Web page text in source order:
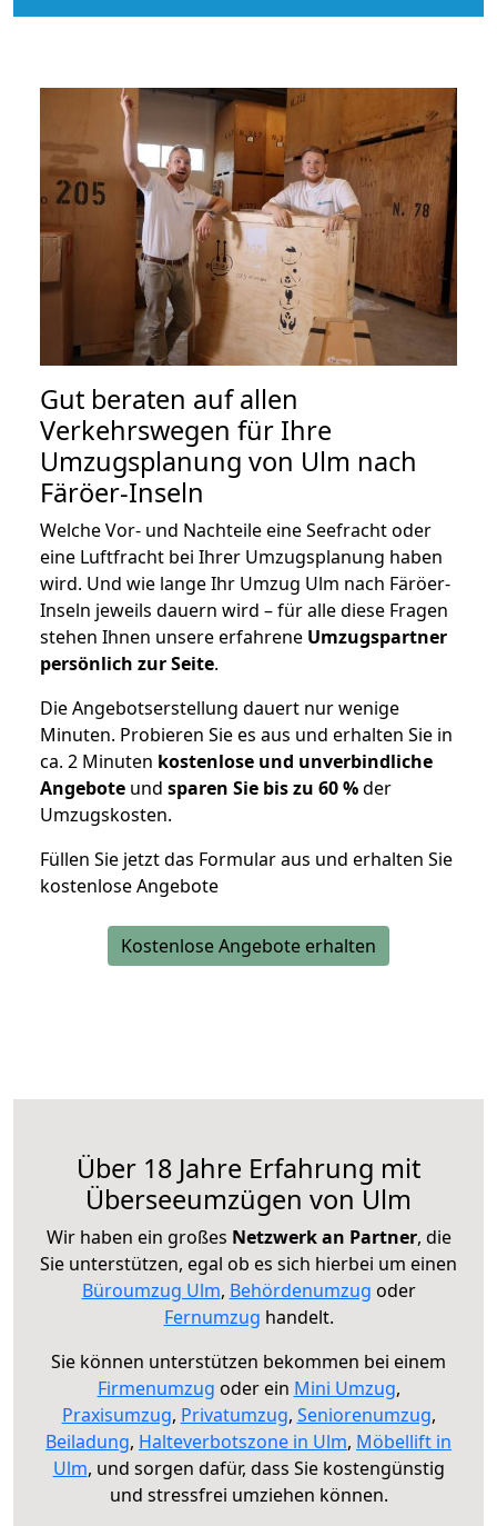
Gut beraten auf allen
Verkehrswegen für Ihre
Umzugsplanung von Ulm nach
Färöer-Inseln
Welche Vor- und Nachteile eine Seefracht oder
eine Luftfracht bei Ihrer Umzugsplanung haben
wird. Und wie lange Ihr Umzug Ulm nach Färöer-
Inseln jeweils dauern wird – für alle diese Fragen
stehen Ihnen unsere erfahrene Umzugspartner
persönlich zur Seite.
Die Angebotserstellung dauert nur wenige
Minuten. Probieren Sie es aus und erhalten Sie in
ca. 2 Minuten kostenlose und unverbindliche
Angebote und sparen Sie bis zu 60 %der
Umzugskosten.
Füllen Sie jetzt das Formular aus und erhalten Sie
kostenlose Angebote
Kostenlose Angebote erhalten
Über 18 Jahre Erfahrung mit
Überseeumzügen von Ulm
Wir haben ein großes Netzwerk an Partner, die
Sie unterstützen, egal ob es sich hierbei um einen
Büroumzug Ulm, Behördenumzug oder
Fernumzug handelt.
Sie können unterstützen bekommen bei einem
Firmenumzug oder ein Mini Umzug,
Praxisumzug, Privatumzug, Seniorenumzug,
Beiladung, Halteverbotszone in Ulm, Möbellift in
Ulm, und sorgen dafür, dass Sie kostengünstig
und stressfrei umziehen können.